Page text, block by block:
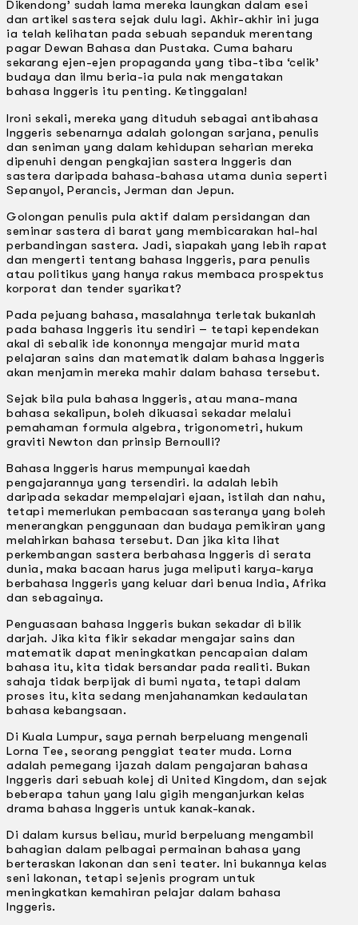
Dikendong’ sudah lama mereka laungkan dalam esei
dan artikel sastera sejak dulu lagi. Akhir-akhir ini juga
ia telah kelihatan pada sebuah sepanduk merentang
pagar Dewan Bahasa dan Pustaka. Cuma baharu
sekarang ejen-ejen propaganda yang tiba-tiba ‘celik’
budaya dan ilmu beria-ia pula nak mengatakan
bahasa lnggeris itu penting. Ketinggalan!
lroni sekali, mereka yang dituduh sebagai antibahasa
lnggeris sebenarnya adalah golongan sarjana, penulis
dan seniman yang dalam kehidupan seharian mereka
dipenuhi dengan pengkajian sastera lnggeris dan
sastera daripada bahasa-bahasa utama dunia seperti
Sepanyol, Perancis, Jerman dan Jepun.
Golongan penulis pula aktif dalam persidangan dan
seminar sastera di barat yang membicarakan hal-hal
perbandingan sastera. Jadi, siapakah yang lebih rapat
dan mengerti tentang bahasa lnggeris, para penulis
atau politikus yang hanya rakus membaca prospektus
korporat dan tender syarikat?
Pada pejuang bahasa, masalahnya terletak bukanlah
pada bahasa lnggeris itu sendiri – tetapi kependekan
akal di sebalik ide kononnya mengajar murid mata
pelajaran sains dan matematik dalam bahasa lnggeris
akan menjamin mereka mahir dalam bahasa tersebut.
Sejak bila pula bahasa lnggeris, atau mana-mana
bahasa sekalipun, boleh dikuasai sekadar melalui
pemahaman formula algebra, trigonometri, hukum
graviti Newton dan prinsip Bernoulli?
Bahasa lnggeris harus mempunyai kaedah
pengajarannya yang tersendiri. la adalah lebih
daripada sekadar mempelajari ejaan, istilah dan nahu,
tetapi memerlukan pembacaan sasteranya yang boleh
menerangkan penggunaan dan budaya pemikiran yang
melahirkan bahasa tersebut. Dan jika kita lihat
perkembangan sastera berbahasa lnggeris di serata
dunia, maka bacaan harus juga meliputi karya-karya
berbahasa lnggeris yang keluar dari benua India, Afrika
dan sebagainya.
Penguasaan bahasa lnggeris bukan sekadar di bilik
darjah. Jika kita fikir sekadar mengajar sains dan
matematik dapat meningkatkan pencapaian dalam
bahasa itu, kita tidak bersandar pada realiti. Bukan
sahaja tidak berpijak di bumi nyata, tetapi dalam
proses itu, kita sedang menjahanamkan kedaulatan
bahasa kebangsaan.
Di Kuala Lumpur, saya pernah berpeluang mengenali
Lorna Tee, seorang penggiat teater muda. Lorna
adalah pemegang ijazah dalam pengajaran bahasa
lnggeris dari sebuah kolej di United Kingdom, dan sejak
beberapa tahun yang lalu gigih menganjurkan kelas
drama bahasa lnggeris untuk kanak-kanak.
Di dalam kursus beliau, murid berpeluang mengambil
bahagian dalam pelbagai permainan bahasa yang
berteraskan lakonan dan seni teater. lni bukannya kelas
seni lakonan, tetapi sejenis program untuk
meningkatkan kemahiran pelajar dalam bahasa
lnggeris.